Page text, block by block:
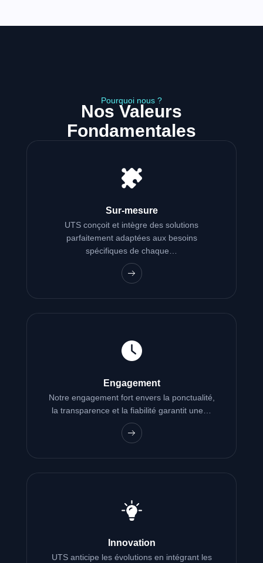
Pourquoi nous ?
Nos Valeurs
Fondamentales
Sur-mesure
UTS conçoit et intègre des solutions
parfaitement adaptées aux besoins
spécifiques de chaque…
Engagement
Notre engagement fort envers la ponctualité,
la transparence et la fiabilité garantit une…
Innovation
UTS anticipe les évolutions en intégrant les